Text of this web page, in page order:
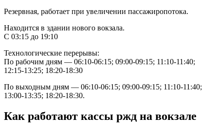
Резервная, работает при увеличении пассажиропотока.
Находится в здании нового вокзала.
С 03:15 до 19:10
Технологические перерывы:
По рабочим дням — 06:10-06:15; 09:00-09:15; 11:10-11:40;
12:15-13:25; 18:20-18:30
По выходным дням — 06:10-06:15; 09:00-09:15; 11:10-11:40;
13:00-13:35; 18:20-18:30.
Как работают кассы ржд на вокзале